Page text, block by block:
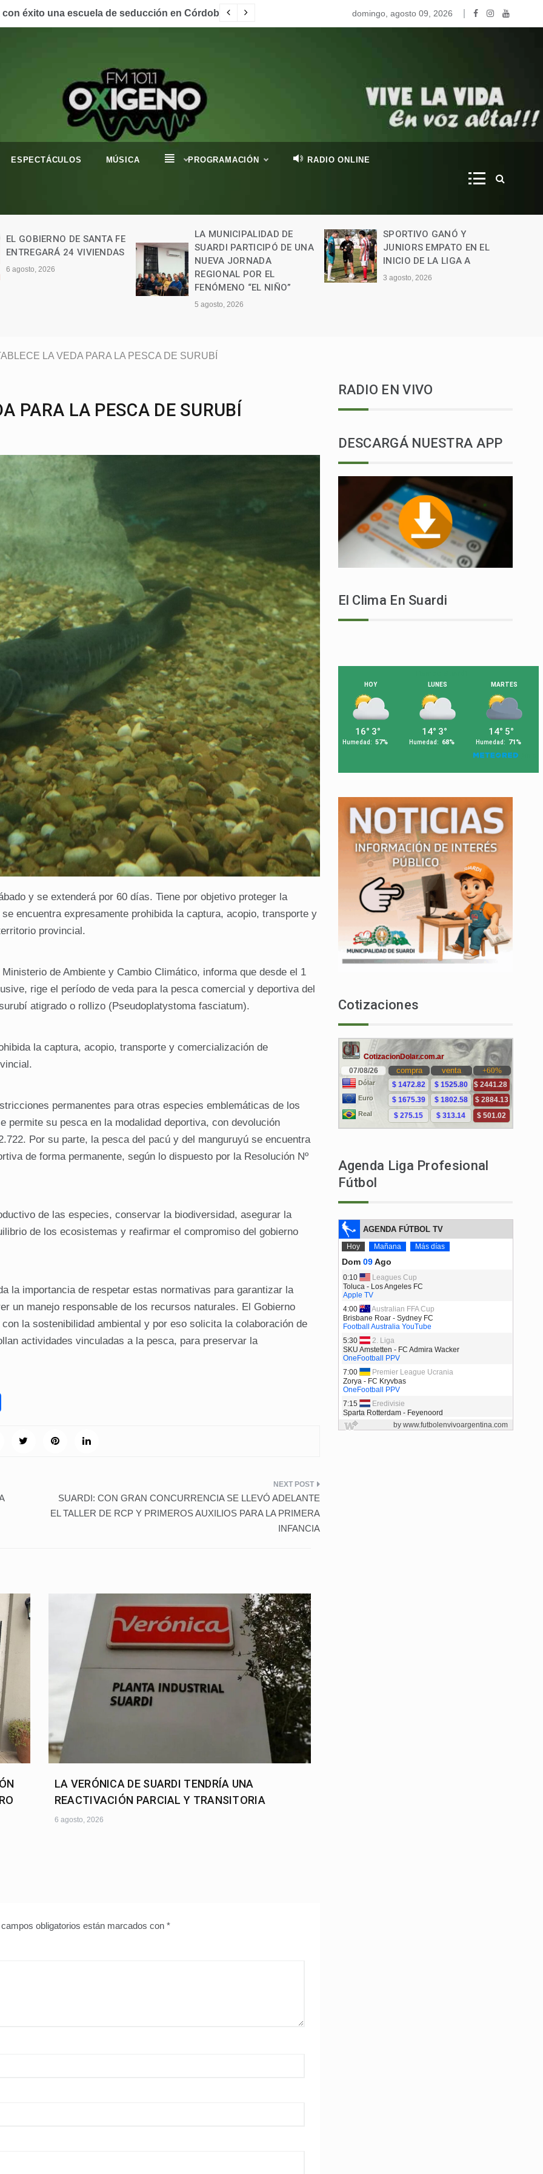
en nuestra región. Hoy nos visitó Valentina Fontanessi, de la promo 2020, para
domingo, agosto 09, 2026
ESPECTÁCULOS MÚSICA PROGRAMACIÓN RADIO ONLINE
LA MUNICIPALIDAD DE
SUARDI PARTICIPÓ DE UNA
REGIONAL POR EL
SPORTIVO GANÓ Y
JUNIORS EMPATO EN EL
INICIO DE LA LIGA A
3 agosto, 2026
BRINKMANN: UN
CAMIONERO SUFRIÓ
LESIONES GRAVES TRAS UN
ACCIDENTE EN RUTA
LA VEDA PARA LA PESCA DE SURUBÍ
PARA LA PESCA DE SURUBÍ
y se extenderá por 60 días. Tiene por objetivo proteger la
encuentra expresamente prohibida la captura, acopio, transporte y
provincial.
de Ambiente y Cambio Climático, informa que desde el 1
rige el período de veda para la pesca comercial y deportiva del
atigrado o rollizo (Pseudoplatystoma fasciatum).
la captura, acopio, transporte y comercialización de
permanentes para otras especies emblemáticas de los
su pesca en la modalidad deportiva, con devolución
Por su parte, la pesca del pacú y del manguruyú se encuentra
de forma permanente, según lo dispuesto por la Resolución Nº
de las especies, conservar la biodiversidad, asegurar la
de los ecosistemas y reafirmar el compromiso del gobierno
la importancia de respetar estas normativas para garantizar la
un manejo responsable de los recursos naturales. El Gobierno
la sostenibilidad ambiental y por eso solicita la colaboración de
actividades vinculadas a la pesca, para preservar la
SUARDI: CON GRAN CONCURRENCIA SE LLEVÓ ADELANTE
EL TALLER DE RCP Y PRIMEROS AUXILIOS PARA LA PRIMERA
INFANCIA
LA VERÓNICA DE SUARDI TENDRÍA UNA
REACTIVACIÓN PARCIAL Y TRANSITORIA
6 agosto, 2026
obligatorios están marcados con *
RADIO EN VIVO
DESCARGÁ NUESTRA APP
El Clima En Suardi
Cotizaciones
Agenda Liga Profesional
Fútbol